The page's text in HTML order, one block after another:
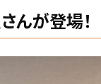
んが登場！